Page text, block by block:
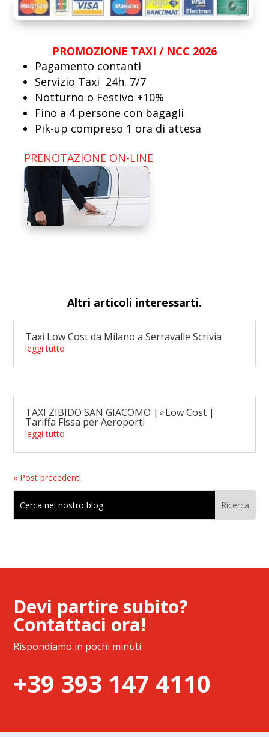
PROMOZIONE TAXI / NCC 2026
Pagamento contanti
Servizio Taxi 24h. 7/7
Notturno o Festivo +10%
Fino a 4 persone con bagagli
Pik-up compreso 1 ora di attesa
PRENOTAZIONE ON-LINE
Altri articoli interessarti.
Taxi Low Cost da Milano a Serravalle Scrivia
leggi tutto
TAXI ZIBIDO SAN GIACOMO |⭐Low Cost |
Tariffa Fissa per Aeroporti
leggi tutto
« Post precedenti
Devi partire subito?
Contattaci ora!
Rispondiamo in pochi minuti.
+39 393 147 4110